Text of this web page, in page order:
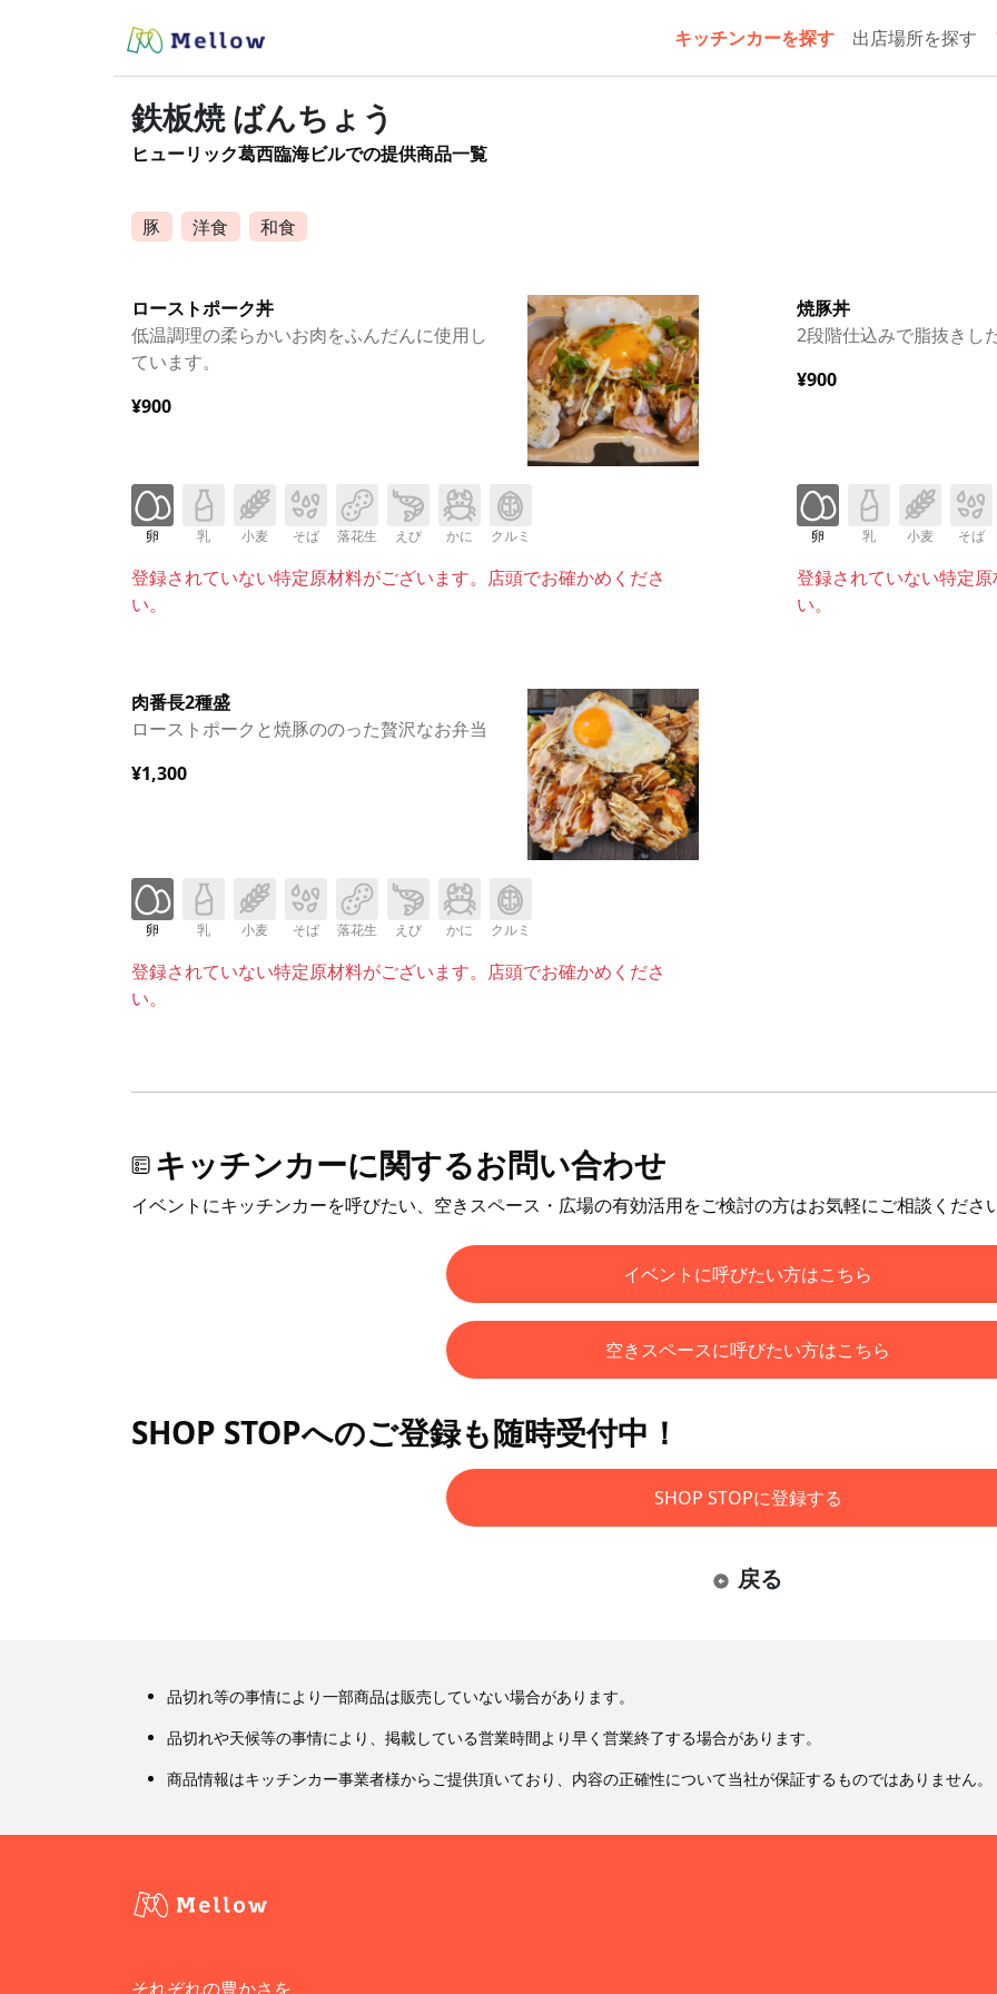
キッチンカーを探す 出店場所を探す
鉄板焼 ばんちょう
ヒューリック葛西臨海ビルでの提供商品一覧
豚 洋食 和食
ローストポーク丼
低温調理の柔らかいお肉をふんだんに使用し
ています。
¥900
卵 乳 小麦 そば 落花生 えび かに クルミ
登録されていない特定原材料がございます。店頭でお確かめくださ
い。
焼豚丼
2段階仕込みで脂抜きし
¥900
卵 乳 小麦 そば
登録されていない特定
い。
肉番長2種盛
ローストポークと焼豚ののった贅沢なお弁当
¥1,300
卵 乳 小麦 そば 落花生 えび かに クルミ
登録されていない特定原材料がございます。店頭でお確かめくださ
い。
キッチンカーに関するお問い合わせ
イベントにキッチンカーを呼びたい、空きスペース・広場の有効活用をご検討の方はお気軽にご相談くださ
イベントに呼びたい方はこちら
空きスペースに呼びたい方はこちら
SHOP STOPへのご登録も随時受付中！
SHOP STOPに登録する
戻る
品切れ等の事情により一部商品は販売していない場合があります。
品切れや天候等の事情により、掲載している営業時間より早く営業終了する場合があります。
商品情報はキッチンカー事業者様からご提供頂いており、内容の正確性について当社が保証するものではありません。
それぞれの豊かさを、